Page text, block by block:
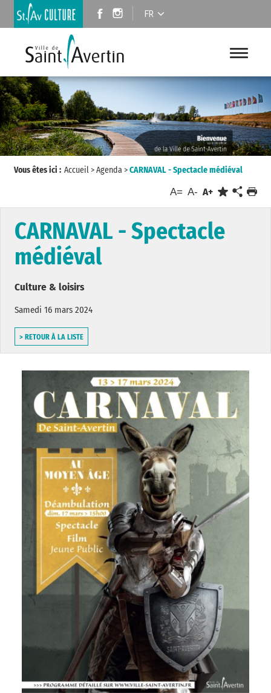
FR
Vous êtes ici : Accueil>Agenda>CARNAVAL - Spectacle médiéval
A= A- A+
CARNAVAL - Spectacle
médiéval
Culture & loisirs
Samedi 16 mars 2024
> RETOUR À LA LISTE